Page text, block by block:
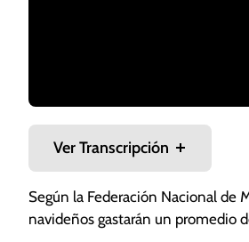
Ver Transcripción
Aun cuando usted sea el
Según la Federación Nacional de
navideños gastarán un promedio